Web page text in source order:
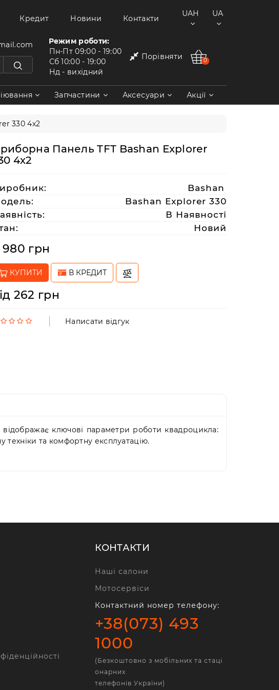
Кредит Новини Контакти
UAH UA
Режим роботи:
Пн-Пт 09:00 - 19:00
Сб 10:00 - 19:00
Нд - вихідний
Порівняти 0
Запчастини Аксесуари Акції
330 4x2
Панель TFT Bashan Explorer
4x2
Bashan
Bashan Explorer 330
В Наявності
Новий
980 грн
КУПИТИ В КРЕДИТ
262 грн
Написати відгук
ключові параметри роботи квадроцикла:
техніки та комфортну експлуатацію.
КОНТАКТИ
Наші салони
Мотосервіси
Контактний номер телефону:
+38(073) 493
1000
(Безкоштовно з мобільних та стаці
онарних
телефонів України)